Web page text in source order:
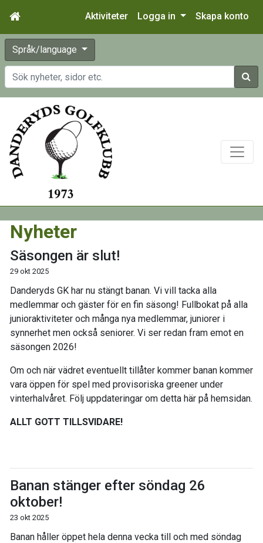
Aktiviteter Logga in Skapa konto
Språk/language
Sök
Nyheter
Säsongen är slut!
29 okt 2025
Danderyds GK har nu stängt banan. Vi vill tacka alla
medlemmar och gäster för en fin säsong! Fullbokat på alla
junioraktiviteter och många nya medlemmar, juniorer i
synnerhet men också seniorer. Vi ser redan fram emot en
säsongen 2026!
Om och när vädret eventuellt tillåter kommer banan kommer
vara öppen för spel med provisoriska greener under
vinterhalvåret. Följ uppdateringar om detta här på hemsidan.
ALLT GOTT TILLSVIDARE!
Banan stänger efter söndag 26
oktober!
23 okt 2025
Banan håller öppet hela denna vecka till och med söndag